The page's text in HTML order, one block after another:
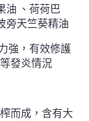
油 、荷荷巴
旁天竺葵精油
強，有效修護
發炎情況
而成，含有大